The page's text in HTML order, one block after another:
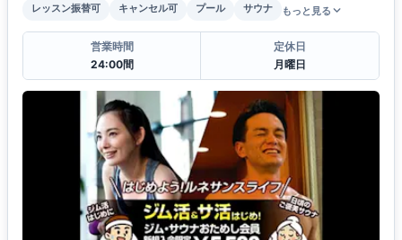
レッスン振替可
キャンセル可 プール サウナ もっと見る
営業時間
24:00間
定休日
月曜日